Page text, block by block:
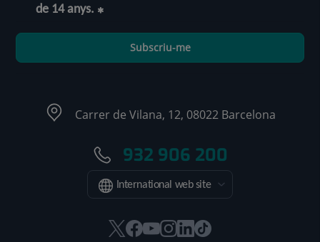
de 14 anys.
Subscriu-me
Carrer de Vilana, 12, 08022 Barcelona
932 906 200
International web site
AquestAquestAquestAquest
AquestEnllaç